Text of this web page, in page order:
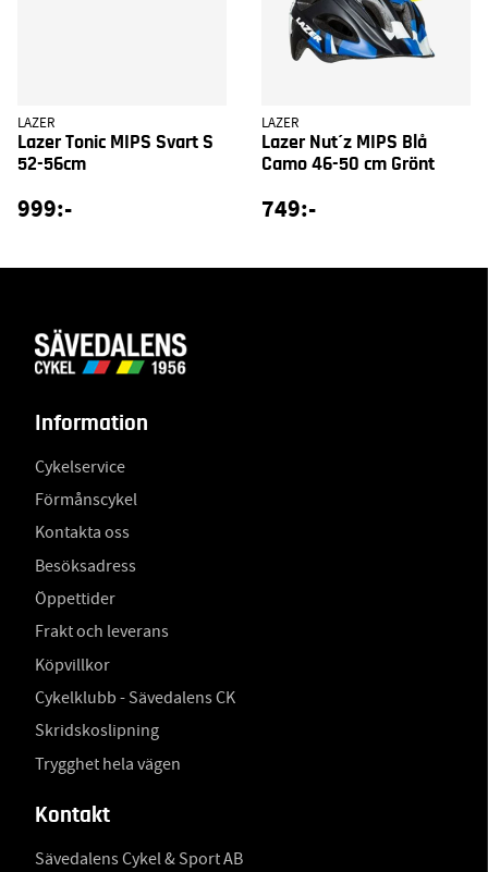
LAZER
Lazer Tonic MIPS Svart S
52-56cm
999:-
LAZER
Lazer Nut´z MIPS Blå
Camo 46-50 cm Grönt
749:-
Information
Cykelservice
Förmånscykel
Kontakta oss
Besöksadress
Öppettider
Frakt och leverans
Köpvillkor
Cykelklubb - Sävedalens CK
Skridskoslipning
Trygghet hela vägen
Kontakt
Sävedalens Cykel & Sport AB